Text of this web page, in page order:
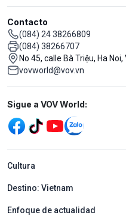
Contacto
(084) 24 38266809
(084) 38266707
No 45, calle Bà Triệu, Ha
vovworld@vov.vn
Mạng xã hội
Sigue a VOV World:
menu footer tiếng
Cultura
Destino: Vietnam
Enfoque de actualidad